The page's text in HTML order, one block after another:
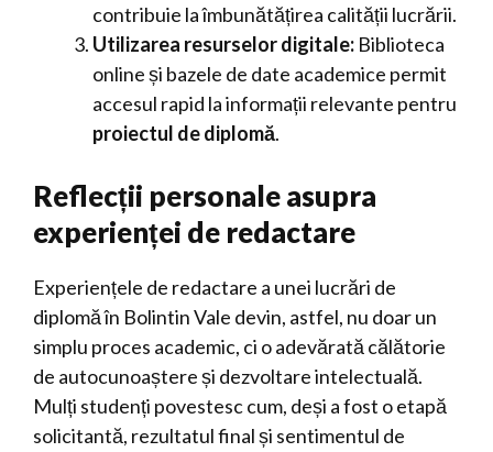
contribuie la îmbunătățirea calității lucrării.
Utilizarea resurselor digitale: Biblioteca
online și bazele de date academice permit
accesul rapid la informații relevante pentru
proiectul de diplomă.
Reflecții personale asupra
experienței de redactare
Experiențele de redactare a unei lucrări de
diplomă în Bolintin Vale devin, astfel, nu doar un
simplu proces academic, ci o adevărată călătorie
de autocunoaștere și dezvoltare intelectuală.
Mulți studenți povestesc cum, deși a fost o etapă
solicitantă, rezultatul final și sentimentul de